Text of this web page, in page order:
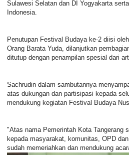
Sulawesi Selatan dan DI Yogyakarta
Indonesia.
Penutupan Festival Budaya ke-2 diisi
Orang Barata Yuda, dilanjutkan
ditutup dengan penampilan spesial dari
Sachrudin dalam sambutannya
atas dukungan dan partisipasi kepada
mendukung kegiatan Festival Budaya
"Atas nama Pemerintah Kota Tangerang
kepada masyarakat, komunitas, OPD
sudah memeriahkan dan mendukung